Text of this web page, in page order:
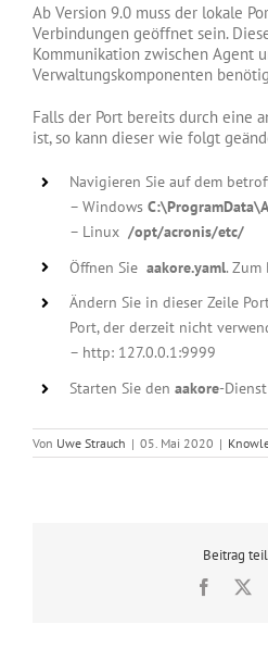
Ab Version 9.0 muss der lokale
Verbindungen geöffnet sein.
Kommunikation zwischen Agent
Verwaltungskomponenten
Falls der Port bereits durch eine
ist, so kann dieser wie folgt
Navigieren Sie auf dem
– Windows
– Linux /opt/acronis/etc/
Öffnen Sie aakore.yaml. Zum
Ändern Sie in dieser Zeile
Port, der derzeit nicht
– http: 127.0.0.1:9999
Starten Sie den aakore-
Von Uwe Strauch | 05. Mai 2020 |
Beitrag